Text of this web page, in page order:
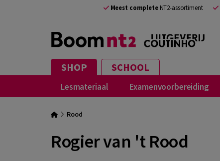
Meest completeNT2-assortiment
SHOP SCHOOL
Lesmateriaal Examenvoorbereiding
Rood
Rogier van 't Rood